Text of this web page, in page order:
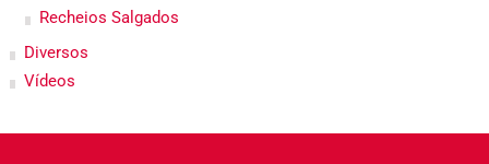
Recheios Salgados
Diversos
Vídeos